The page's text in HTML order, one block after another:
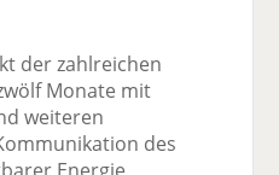
der zahlreichen
Monate mit
weiteren
des